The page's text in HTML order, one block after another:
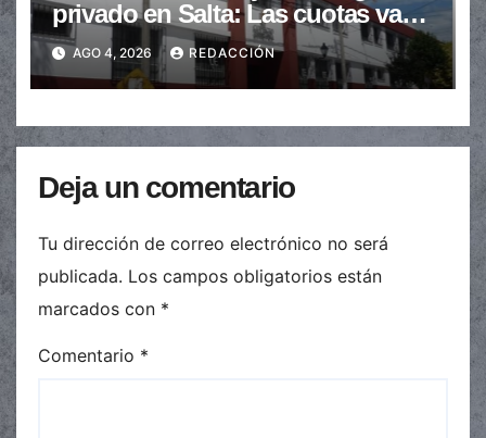
privado en Salta: Las cuotas van
de $110.000 a más de $600.000
AGO 4, 2026 REDACCIÓN
Deja un comentario
Tu dirección de correo electrónico no será
publicada. Los campos obligatorios están
marcados con *
Comentario *